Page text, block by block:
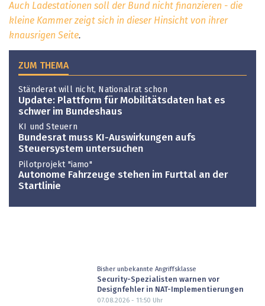
Auch Ladestationen soll der Bund nicht finanzieren - die
kleine Kammer zeigt sich in dieser Hinsicht von ihrer
knausrigen Seite.
ZUM THEMA
Ständerat will nicht, Nationalrat schon
Update: Plattform für Mobilitätsdaten hat es
schwer im Bundeshaus
KI und Steuern
Bundesrat muss KI-Auswirkungen aufs
Steuersystem untersuchen
Pilotprojekt "iamo"
Autonome Fahrzeuge stehen im Furttal an der
Startlinie
Bisher unbekannte Angriffsklasse
Security-Spezialisten warnen vor
Designfehler in NAT-Implementierungen
07.08.2026 - 11:50 Uhr